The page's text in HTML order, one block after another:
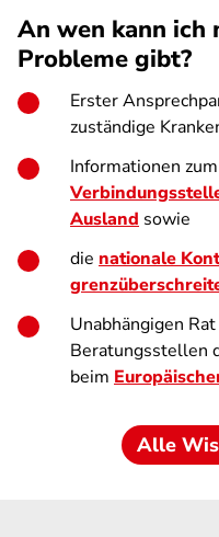
An wen kann ich
Probleme gibt?
Erster
zuständige
Informationen
Ausland sowie
die nationale
Unabhängigen
Beratungsstellen
beim
Alle